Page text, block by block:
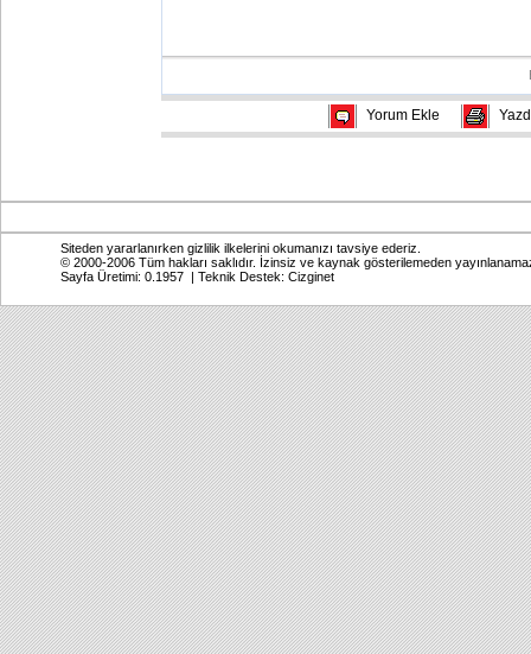
Yorum Ekle
Siteden yararlanırken gizlilik ilkelerini okumanızı tavsiye ederiz.
© 2000-2006 Tüm hakları saklıdır. İzinsiz ve kaynak gösterilemeden
Sayfa Üretimi: 0.1957 | Teknik Destek: Cizginet